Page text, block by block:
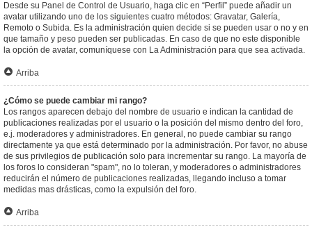
Desde su Panel de Control de Usuario, haga clic en “Perfil” puede añadir un
avatar utilizando uno de los siguientes cuatro métodos: Gravatar, Galería,
Remoto o Subida. Es la administración quien decide si se pueden usar o no y en
que tamaño y peso pueden ser publicadas. En caso de que no este disponible
la opción de avatar, comuníquese con La Administración para que sea activada.
Arriba
¿Cómo se puede cambiar mi rango?
Los rangos aparecen debajo del nombre de usuario e indican la cantidad de
publicaciones realizadas por el usuario o la posición del mismo dentro del foro,
e.j. moderadores y administradores. En general, no puede cambiar su rango
directamente ya que está determinado por la administración. Por favor, no abuse
de sus privilegios de publicación solo para incrementar su rango. La mayoría de
los foros lo consideran "spam", no lo toleran, y moderadores o administradores
reducirán el número de publicaciones realizadas, llegando incluso a tomar
medidas mas drásticas, como la expulsión del foro.
Arriba